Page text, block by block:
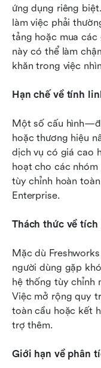
ứng dụng riêng
làm việc phải
tảng hoặc mua các
này có thể làm
khăn trong việc
Hạn chế về tính
Một số cấu
hoặc thương hiệu
dịch vụ có giá cao
hoạt cho các
tùy chỉnh hoàn
Enterprise.
Thách thức về tích
Mặc dù
người dùng gặp
hệ thống tùy chỉnh
Việc mở rộng quy
toàn cầu hoặc kết
trợ thêm.
Giới hạn về phân